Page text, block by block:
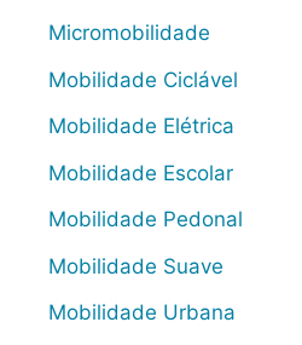
Micromobilidade
Mobilidade Ciclável
Mobilidade Elétrica
Mobilidade Escolar
Mobilidade Pedonal
Mobilidade Suave
Mobilidade Urbana